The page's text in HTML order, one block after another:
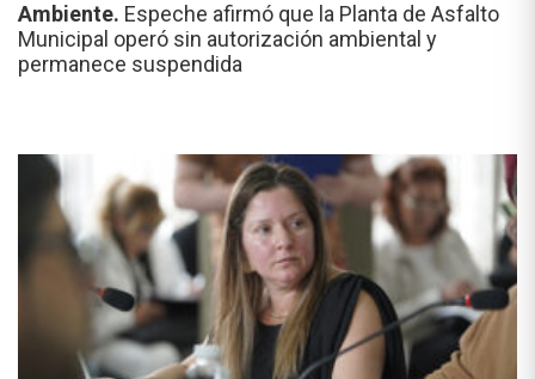
Ambiente. Espeche afirmó que la Planta de Asfalto
Municipal operó sin autorización ambiental y
permanece suspendida